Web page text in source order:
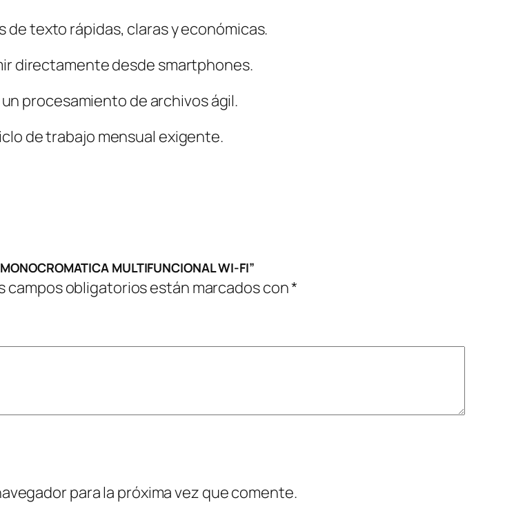
de texto rápidas, claras y económicas.
directamente desde smartphones.
procesamiento de archivos ágil.
de trabajo mensual exigente.
MULTIFUNCIONAL WI-FI”
campos obligatorios están marcados con*
para la próxima vez que comente.